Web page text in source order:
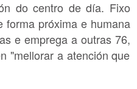
do centro de día. Fixo
forma próxima e humana
e emprega a outras 76,
"mellorar a atención que